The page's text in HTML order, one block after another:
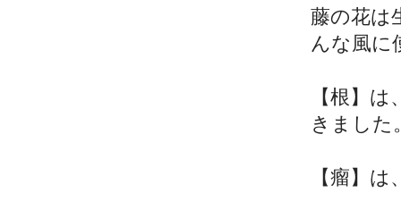
藤の花は
んな風に
【根】
きました
【瘤】